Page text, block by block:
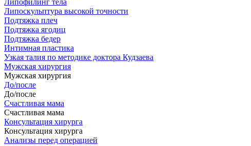
Липофилинг тела
Липоскульптура высокой точности
Подтяжка плеч
Подтяжка ягодиц
Подтяжка бедер
Интимная пластика
Узкая талия по методике доктора Кудзаева
Мужская хирургия
Мужская хирургия
До/после
До/после
Счастливая мама
Счастливая мама
Консультация хирурга
Консультация хирурга
Анализы перед операцией